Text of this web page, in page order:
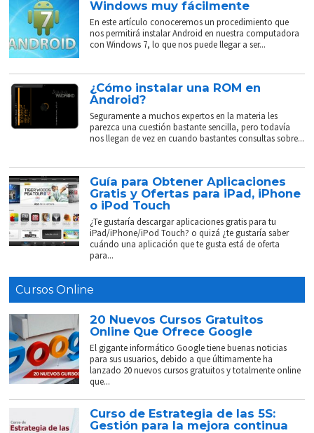
Windows muy fácilmente
En este artículo conoceremos un procedimiento que
nos permitirá instalar Android en nuestra computadora
con Windows 7, lo que nos puede llegar a ser...
¿Cómo instalar una ROM en
Android?
Seguramente a muchos expertos en la materia les
parezca una cuestión bastante sencilla, pero todavía
nos llegan de vez en cuando bastantes consultas sobre...
Guía para Obtener Aplicaciones
Gratis y Ofertas para iPad, iPhone
o iPod Touch
¿Te gustaría descargar aplicaciones gratis para tu
iPad/iPhone/iPod Touch? o quizá ¿te gustaría saber
cuándo una aplicación que te gusta está de oferta
para...
Cursos Online
20 Nuevos Cursos Gratuitos
Online Que Ofrece Google
El gigante informático Google tiene buenas noticias
para sus usuarios, debido a que últimamente ha
lanzado 20 nuevos cursos gratuitos y totalmente online
que...
Curso de Estrategia de las 5S:
Gestión para la mejora continua